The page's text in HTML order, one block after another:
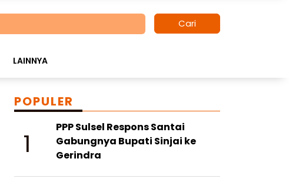
Cari
LAINNYA
POPULER
1
PPP Sulsel Respons Santai
Gabungnya Bupati Sinjai ke
Gerindra